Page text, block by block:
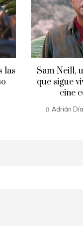
las
Sam Neill,
que sigue
cine
Adrián